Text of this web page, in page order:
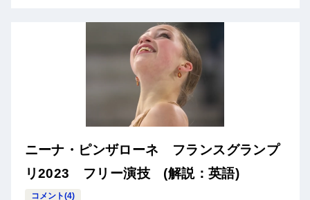
ニーナ・ピンザローネ フランスグランプ
リ2023 フリー演技 (解説：英語)
コメント(4)